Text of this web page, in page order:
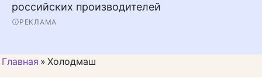
российских производителей
РЕКЛАМА
Главная » Холодмаш